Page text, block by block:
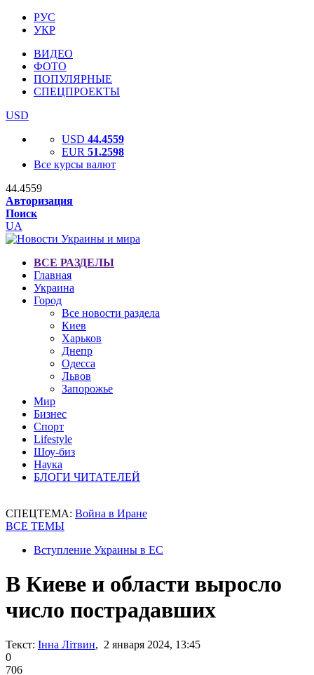
РУС
УКР
ВИДЕО
ФОТО
ПОПУЛЯРНЫЕ
СПЕЦПРОЕКТЫ
USD
USD 44.4559
EUR 51.2598
Все курсы валют
44.4559
Авторизация
Поиск
UA
ВСЕ РАЗДЕЛЫ
Главная
Украина
Город
Все новости раздела
Киев
Харьков
Днепр
Одесса
Львов
Запорожье
Мир
Бизнес
Спорт
Lifestyle
Шоу-биз
Наука
БЛОГИ ЧИТАТЕЛЕЙ
СПЕЦТЕМА: Война в Иране
ВСЕ ТЕМЫ
Вступление Украины в ЕС
В Киеве и области выросло
число пострадавших
Текст: Інна Літвин, 2 января 2024, 13:45
0
706